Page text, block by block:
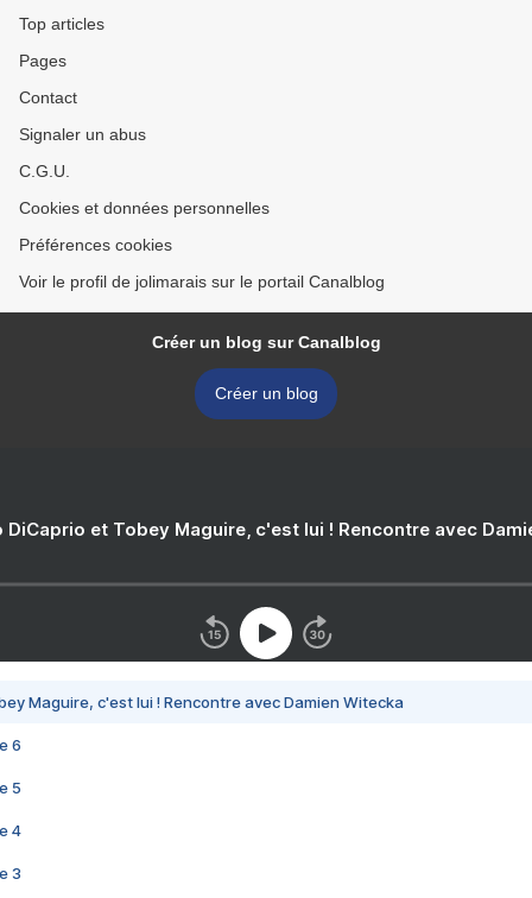
Top articles
Pages
Contact
Signaler un abus
C.G.U.
Cookies et données personnelles
Préférences cookies
Voir le profil de jolimarais sur le portail Canalblog
Créer un blog sur Canalblog
Créer un blog
DiCaprio et Tobey Maguire, c'est lui ! Rencontre avec
Maguire, c'est lui ! Rencontre avec Damien Witecka
6
5
4
3